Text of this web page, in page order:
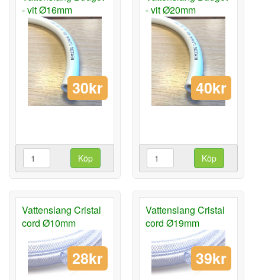
- vit Ø16mm
30kr
Köp
- vit Ø20mm
40kr
Köp
Vattenslang Cristal
cord Ø10mm
28kr
Vattenslang Cristal
cord Ø19mm
39kr